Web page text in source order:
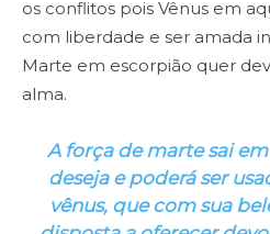
os conflitos pois Vênus em
com liberdade e ser amada
Marte em escorpião quer
alma.
A força de marte sai
deseja e poderá ser
vênus, que com sua